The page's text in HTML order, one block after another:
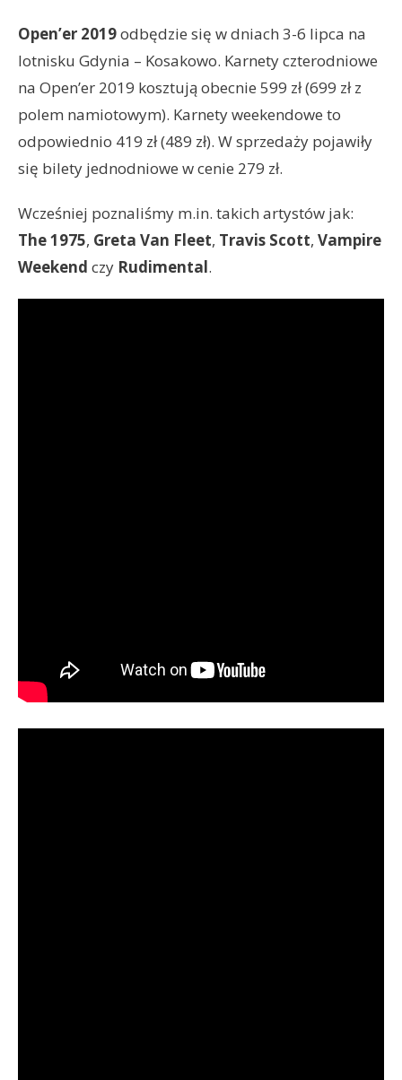
Open’er 2019odbędzie się w dniach 3-6 lipca na
lotnisku Gdynia – Kosakowo. Karnety czterodniowe
na Open’er 2019 kosztują obecnie 599 zł (699 zł z
polem namiotowym). Karnety weekendowe to
odpowiednio 419 zł (489 zł). W sprzedaży pojawiły
się bilety jednodniowe w cenie 279 zł.
Wcześniej poznaliśmy m.in. takich artystów jak:
The 1975, Greta Van Fleet, Travis Scott, Vampire
Weekend czy Rudimental.